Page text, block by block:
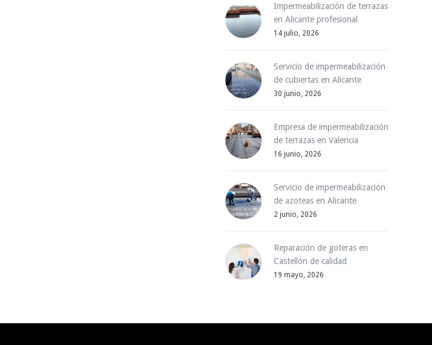
Impermeabilización de terrazas
en Alicante profesional
14 julio, 2026
Servicio de impermeabilización
de cubiertas en Alicante
30 junio, 2026
Empresa de impermeabilización
de terrazas en Valencia
16 junio, 2026
Servicio de impermeabilización
de azoteas en Alicante
2 junio, 2026
Reparación de goteras en
Castellón de calidad
19 mayo, 2026